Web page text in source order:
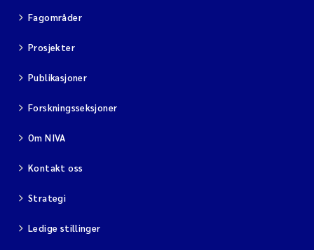
Fagområder
Prosjekter
Publikasjoner
Forskningsseksjoner
Om NIVA
Kontakt oss
Strategi
Ledige stillinger